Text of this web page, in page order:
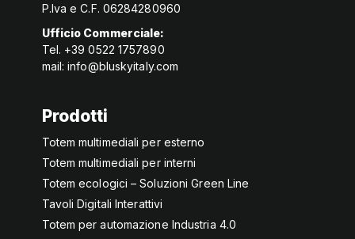
P.Iva e C.F. 06284280960
Ufficio Commerciale:
Tel. +39 0522 1757890
mail:info@bluskyitaly.com
Prodotti
Totem multimediali per esterno
Totem multimediali per interni
Totem ecologici – Soluzioni Green Line
Tavoli Digitali Interattivi
Totem per automazione Industria 4.0